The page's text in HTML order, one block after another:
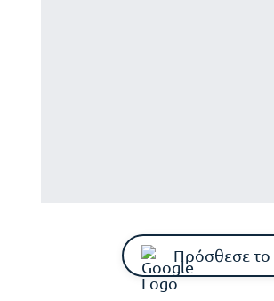
Πρόσθεσε το